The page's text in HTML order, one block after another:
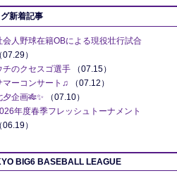
新着記事
会人野球在籍OBによる現役壮行試合
（07.29）
チのクセスゴ選手 （07.15）
マーコンサート♫ （07.12）
夕企画🎋✨ （07.10）
年度春季フレッシュトーナメント
（06.19）
BIG6 BASEBALL LEAGUE